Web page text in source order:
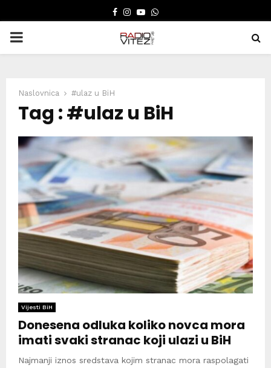
FACEBOOK
INSTAGRAM
YOUTUBE
WHATSAPP
PRIMARY
Naslovnica #ulaz u BiH
Tag : #ulaz u BiH
Vijesti BiH
Donesena odluka koliko novca mora
imati svaki stranac koji ulazi u BiH
Najmanji iznos sredstava kojim stranac mora raspolagati